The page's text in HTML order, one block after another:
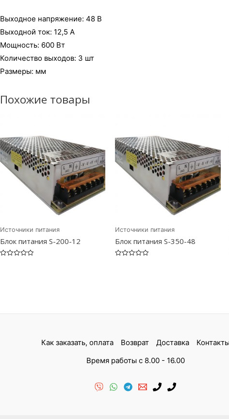
Выходное напряжение: 48 В
Выходной ток: 12,5 А
Мощность: 600 Вт
Количество выходов: 3 шт
Размеры: мм
Похожие товары
Источники питания
Блок питания S-200-12
Источники питания
Блок питания S-350-48
Как заказать, оплата Возврат Доставка
Контакты
Время работы с 8.00 - 16.00